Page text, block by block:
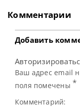
рейтинговый
значит
предстоящего
(Чемпион
Комментарии
Добавить
Ваш адрес email
поля помечены *
Комментарий: